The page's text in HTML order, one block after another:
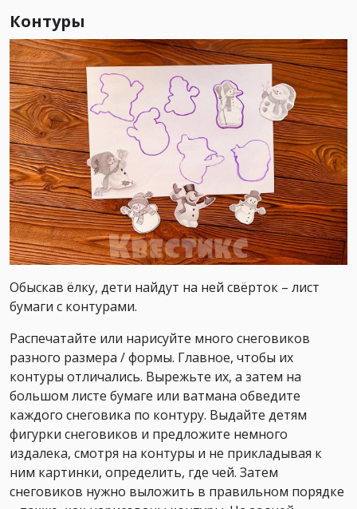
Контуры
Обыскав ёлку, дети найдут на ней свёрток – лист
бумаги с контурами.
Распечатайте или нарисуйте много снеговиков
разного размера / формы. Главное, чтобы их
контуры отличались. Вырежьте их, а затем на
большом листе бумаге или ватмана обведите
каждого снеговика по контуру. Выдайте детям
фигурки снеговиков и предложите немного
издалека, смотря на контуры и не прикладывая к
ним картинки, определить, где чей. Затем
снеговиков нужно выложить в правильном порядке